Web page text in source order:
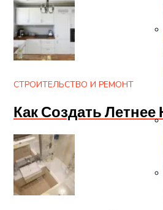
СТРОИТЕЛЬСТВО И РЕМОНТ
Как Создать